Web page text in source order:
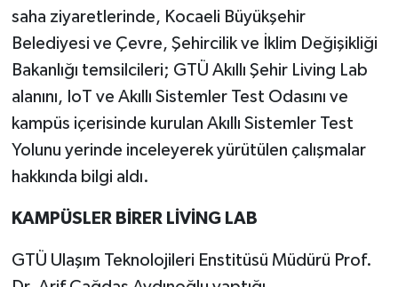
saha ziyaretlerinde, Kocaeli Büyükşehir
Belediyesi ve Çevre, Şehircilik ve İklim Değişikliği
Bakanlığı temsilcileri; GTÜ Akıllı Şehir Living Lab
alanını, IoT ve Akıllı Sistemler Test Odasını ve
kampüs içerisinde kurulan Akıllı Sistemler Test
Yolunu yerinde inceleyerek yürütülen çalışmalar
hakkında bilgi aldı.
KAMPÜSLER BİRER LİVİNG LAB
GTÜ Ulaşım Teknolojileri Enstitüsü Müdürü Prof.